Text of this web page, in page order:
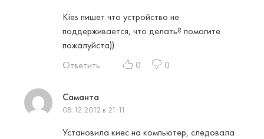
Kies пишет что устройство не
поддерживается, что делать? помогите
пожалуйста))
Ответить
0 0
Саманта
08.12.2012 в 21:11
Установила киес на компьютер, следовала